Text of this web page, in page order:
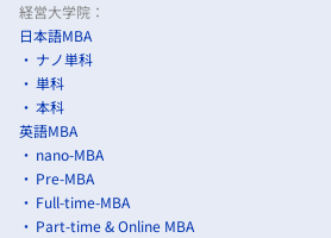
経営大学院：
日本語MBA
ナノ単科
単科
本科
英語MBA
nano-MBA
Pre-MBA
Full-time-MBA
Part-time & Online MBA